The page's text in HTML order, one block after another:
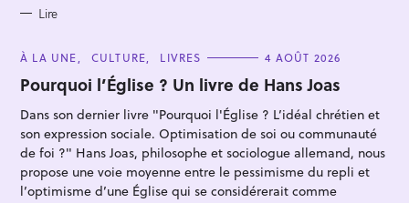
S Lire
C
T
E
O
I
E
S
À LA UNE CULTURE LIVRES 4 AOÛT 2026
Pourquoi l’Église ? Un livre de Hans Joas
Dans son dernier livre "Pourquoi l'Église ? L’idéal chrétien et
son expression sociale. Optimisation de soi ou communauté
de foi ?" Hans Joas, philosophe et sociologue allemand, nous
propose une voie moyenne entre le pessimisme du repli et
l’optimisme d’une Église qui se considérerait comme